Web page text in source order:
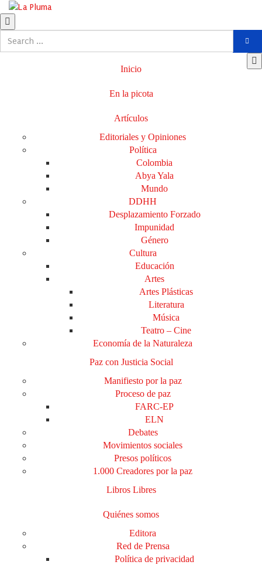
Inicio
En la picota
Artículos
Editoriales y Opiniones
Política
Colombia
Abya Yala
Mundo
DDHH
Desplazamiento Forzado
Impunidad
Género
Cultura
Educación
Artes
Artes Plásticas
Literatura
Música
Teatro – Cine
Economía de la Naturaleza
Paz con Justicia Social
Manifiesto por la paz
Proceso de paz
FARC-EP
ELN
Debates
Movimientos sociales
Presos políticos
1.000 Creadores por la paz
Libros Libres
Quiénes somos
Editora
Red de Prensa
Política de privacidad